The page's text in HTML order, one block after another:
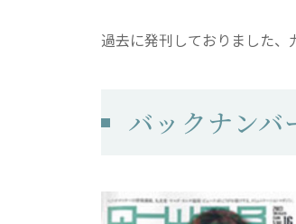
過去に発刊しておりました、
バックナン